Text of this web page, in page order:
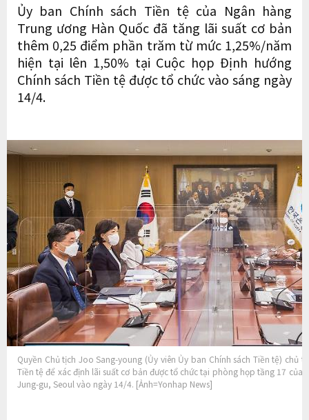
Ủy ban Chính sách Tiền tệ của Ngân hàng
Trung ương Hàn Quốc đã tăng lãi suất cơ bản
thêm 0,25 điểm phần trăm từ mức 1,25%/năm
hiện tại lên 1,50% tại Cuộc họp Định hướng
Chính sách Tiền tệ được tổ chức vào sáng ngày
14/4.
Quyền Chủ tịch Joo Sang-young (Ủy viên Ủy ban Chính sách Tiền tệ) chủ
Tiền tệ để xác định lãi suất cơ bản được tổ chức tại phòng họp tầng 17 của
Jung-gu, Seoul vào ngày 14/4. [Ảnh=Yonhap News]